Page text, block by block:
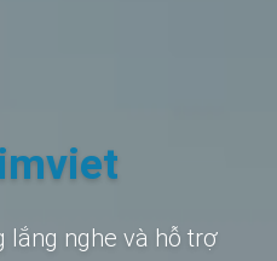
lắng nghe và hỗ trợ